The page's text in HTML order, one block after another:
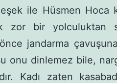
ile Hüsmen Hoca
zor bir yolculuktan
jandarma
onu dinlemez bile,
Kadı zaten